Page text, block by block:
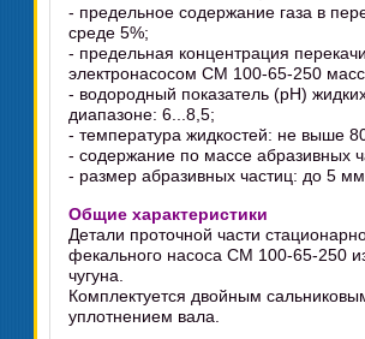
- предельное содержание газа в
среде 5%;
- предельная концентрация
электронасосом СМ 100-65-250
- водородный показатель (рН)
диапазоне: 6...8,5;
- температура жидкостей: не выше
- содержание по массе абразивных
- размер абразивных частиц: до 5 мм.
Общие характеристики
Детали проточной части
фекального насоса СМ 100-65-250
чугуна.
Комплектуется двойным
уплотнением вала.